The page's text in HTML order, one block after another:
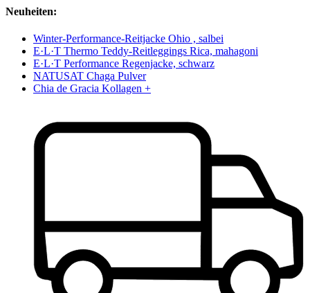
Neuheiten:
Winter-Performance-Reitjacke Ohio , salbei
E·L·T Thermo Teddy-Reitleggings Rica, mahagoni
E·L·T Performance Regenjacke, schwarz
NATUSAT Chaga Pulver
Chia de Gracia Kollagen +